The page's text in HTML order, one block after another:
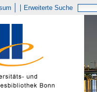
Erweiterte Suche